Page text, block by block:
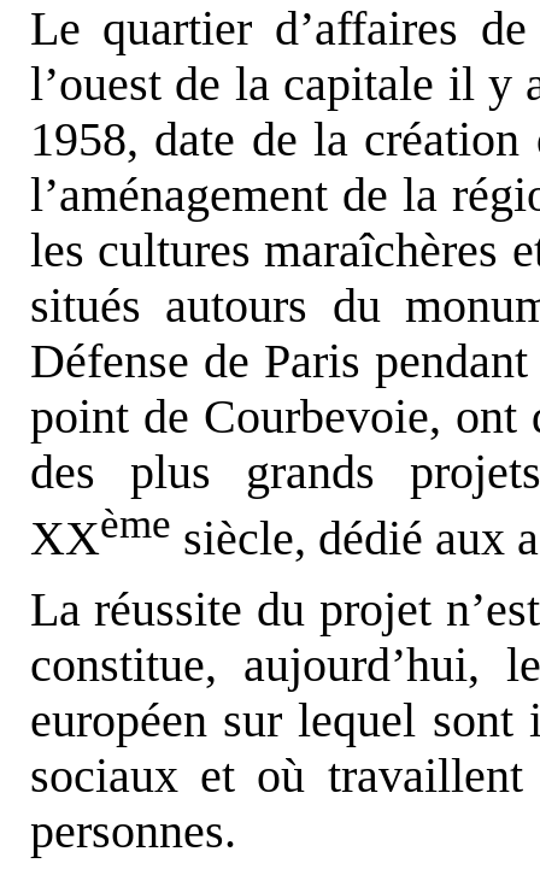
Le quartier d’affaires
l’ouest de la capitale il y
1958, date de la
l’aménagement de la
les cultures maraîchères
situés autours du
Défense de Paris
point de Courbevoie, ont
des plus grands
XXème siècle, dédié aux
La réussite du projet
constitue, aujourd’hui,
européen sur lequel sont
sociaux et où
personnes.